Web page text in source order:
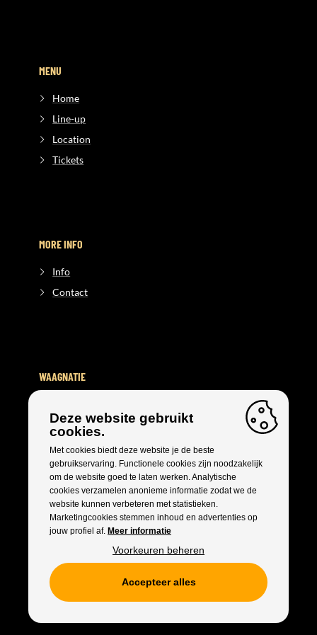
MENU
Home
Line-up
Location
Tickets
MORE INFO
Info
Contact
WAAGNATIE
ALGEMENE VOORWAARDEN
Deze website gebruikt
cookies.
Met cookies biedt deze website je de beste
gebruikservaring. Functionele cookies zijn noodzakelijk
om de website goed te laten werken. Analytische
cookies verzamelen anonieme informatie zodat we de
website kunnen verbeteren met statistieken.
Marketingcookies stemmen inhoud en advertenties op
jouw profiel af. Meer informatie
Voorkeuren beheren
Accepteer alles